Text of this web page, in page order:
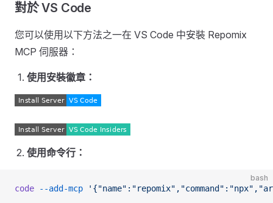
對於 VS Code
您可以使用以下方法之一在 VS Code 中安裝 Repomix
MCP 伺服器：
使用安裝徽章：
使用命令行：
bash
code --add-mcp